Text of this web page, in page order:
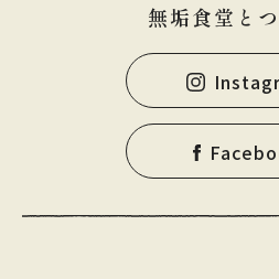
無垢食堂と